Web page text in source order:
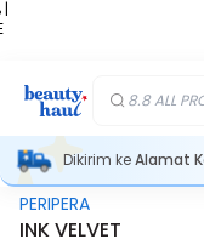
|
8.8 ALL
Dikirim keAlamat
Stok Habis
PERIPERA
INK VELVET